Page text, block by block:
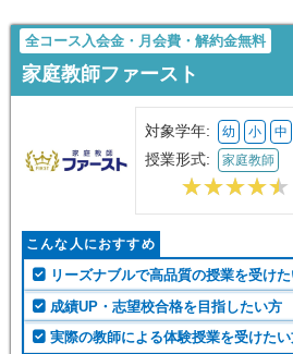
無料問い合わせ
全コース入会金・月会費・解約金無料
対象学年: 幼 小 中
授業形式: 家庭教師